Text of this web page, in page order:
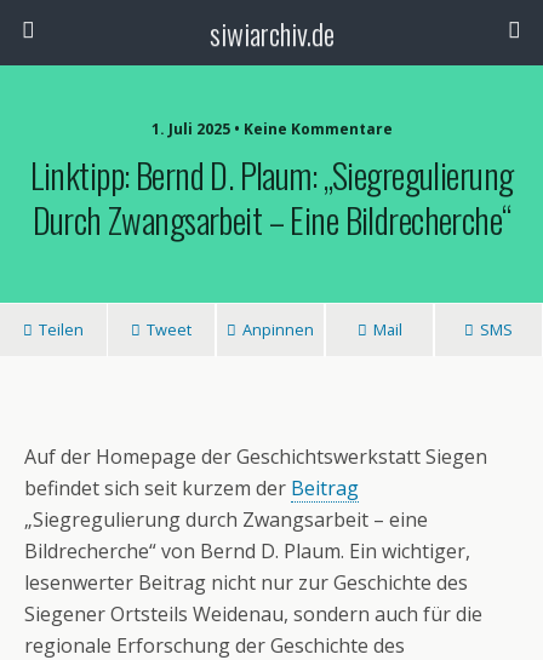
siwiarchiv.de
1. Juli 2025 • Keine Kommentare
Linktipp: Bernd D. Plaum: „Siegregulierung
Durch Zwangsarbeit – Eine Bildrecherche“
Teilen Tweet Anpinnen Mail SMS
Auf der Homepage der Geschichtswerkstatt Siegen
befindet sich seit kurzem der Beitrag
„Siegregulierung durch Zwangsarbeit – eine
Bildrecherche“ von Bernd D. Plaum. Ein wichtiger,
lesenwerter Beitrag nicht nur zur Geschichte des
Siegener Ortsteils Weidenau, sondern auch für die
regionale Erforschung der Geschichte des